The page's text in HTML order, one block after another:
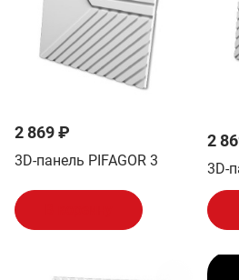
2 869 ₽
3D-панель PIFAGOR 3
2
3D-